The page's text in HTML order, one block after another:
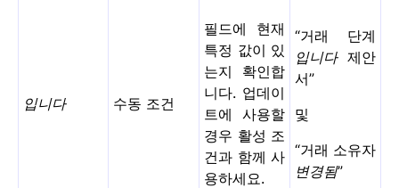
입니다 수동 조건
필드에 현재
특정 값이 있
는지 확인합
니다. 업데이
트에 사용할
경우 활성 조
건과 함께 사
용하세요.
“거래 단계
입니다제안
서”
및
“거래 소유자
변경됨”